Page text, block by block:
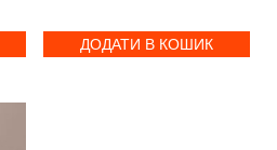
ДОДАТИ В КОШИК